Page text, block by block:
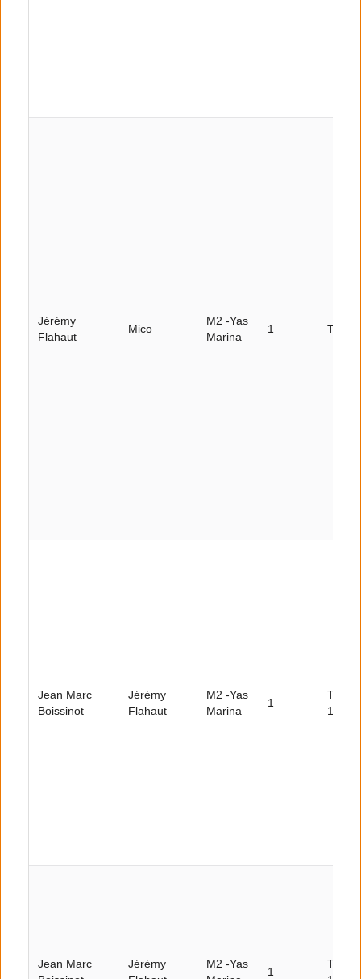
Jérémy
Flahaut
Mico
M2 -Yas
Marina
1 Tour 2
Jean Marc
Boissinot
Jérémy
Flahaut
M2 -Yas
Marina
1
Tour
10
Jean Marc
Jérémy
M2 -Yas
1
Tour